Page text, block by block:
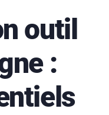
outil
: